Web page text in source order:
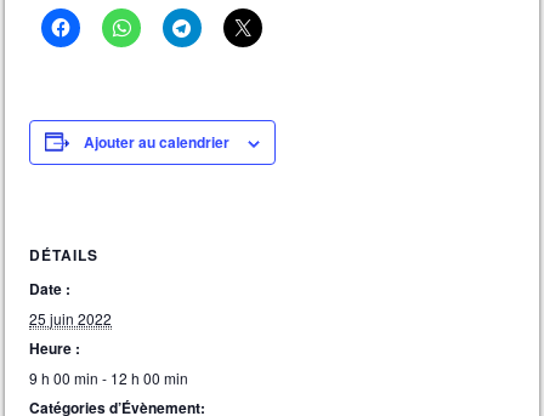
Ajouter au calendrier
DÉTAILS
Date :
25 juin 2022
Heure :
9 h 00 min - 12 h 00 min
Catégories d’Évènement: